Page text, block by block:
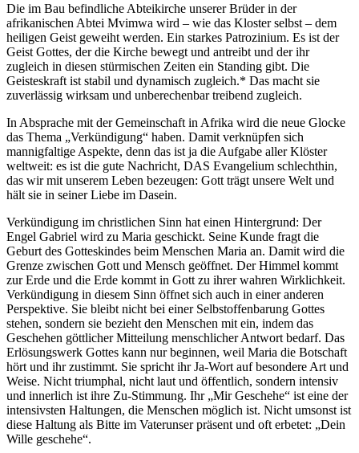
Die im Bau befindliche Abteikirche unserer Brüder in der
afrikanischen Abtei Mvimwa wird – wie das Kloster selbst – dem
heiligen Geist geweiht werden. Ein starkes Patrozinium. Es ist der
Geist Gottes, der die Kirche bewegt und antreibt und der ihr
zugleich in diesen stürmischen Zeiten ein Standing gibt. Die
Geisteskraft ist stabil und dynamisch zugleich.* Das macht sie
zuverlässig wirksam und unberechenbar treibend zugleich.
In Absprache mit der Gemeinschaft in Afrika wird die neue Glocke
das Thema „Verkündigung“ haben. Damit verknüpfen sich
mannigfaltige Aspekte, denn das ist ja die Aufgabe aller Klöster
weltweit: es ist die gute Nachricht, DAS Evangelium schlechthin,
das wir mit unserem Leben bezeugen: Gott trägt unsere Welt und
hält sie in seiner Liebe im Dasein.
Verkündigung im christlichen Sinn hat einen Hintergrund: Der
Engel Gabriel wird zu Maria geschickt. Seine Kunde fragt die
Geburt des Gotteskindes beim Menschen Maria an. Damit wird die
Grenze zwischen Gott und Mensch geöffnet. Der Himmel kommt
zur Erde und die Erde kommt in Gott zu ihrer wahren Wirklichkeit.
Verkündigung in diesem Sinn öffnet sich auch in einer anderen
Perspektive. Sie bleibt nicht bei einer Selbstoffenbarung Gottes
stehen, sondern sie bezieht den Menschen mit ein, indem das
Geschehen göttlicher Mitteilung menschlicher Antwort bedarf. Das
Erlösungswerk Gottes kann nur beginnen, weil Maria die Botschaft
hört und ihr zustimmt. Sie spricht ihr Ja-Wort auf besondere Art und
Weise. Nicht triumphal, nicht laut und öffentlich, sondern intensiv
und innerlich ist ihre Zu-Stimmung. Ihr „Mir Geschehe“ ist eine der
intensivsten Haltungen, die Menschen möglich ist. Nicht umsonst ist
diese Haltung als Bitte im Vaterunser präsent und oft erbetet: „Dein
Wille geschehe“.